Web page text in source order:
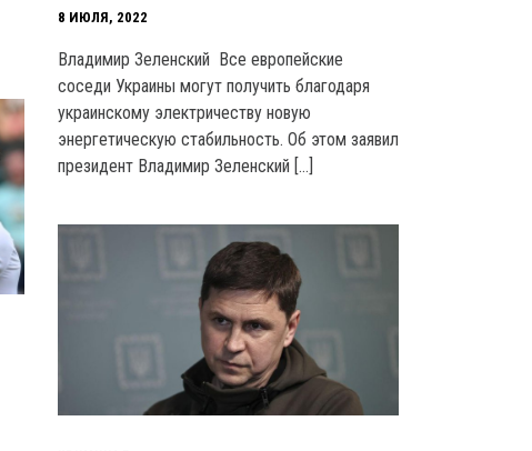
8 ИЮЛЯ, 2022
Владимир Зеленский Все европейские
соседи Украины могут получить благодаря
украинскому электричеству новую
энергетическую стабильность. Об этом заявил
президент Владимир Зеленский […]